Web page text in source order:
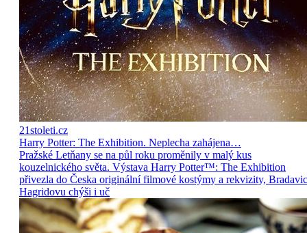
21stoleti.cz
Harry Potter: The Exhibition. Neplecha zahájena…
Pražské Letňany se na půl roku proměnily v malý kus
kouzelnického světa. Výstava Harry Potter™: The Exhibition
přivezla do Česka originální filmové kostýmy a rekvizity,
Hagridovu chýši i uč